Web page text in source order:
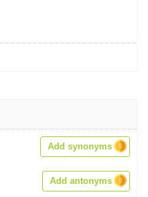
Add synonyms
Add antonyms